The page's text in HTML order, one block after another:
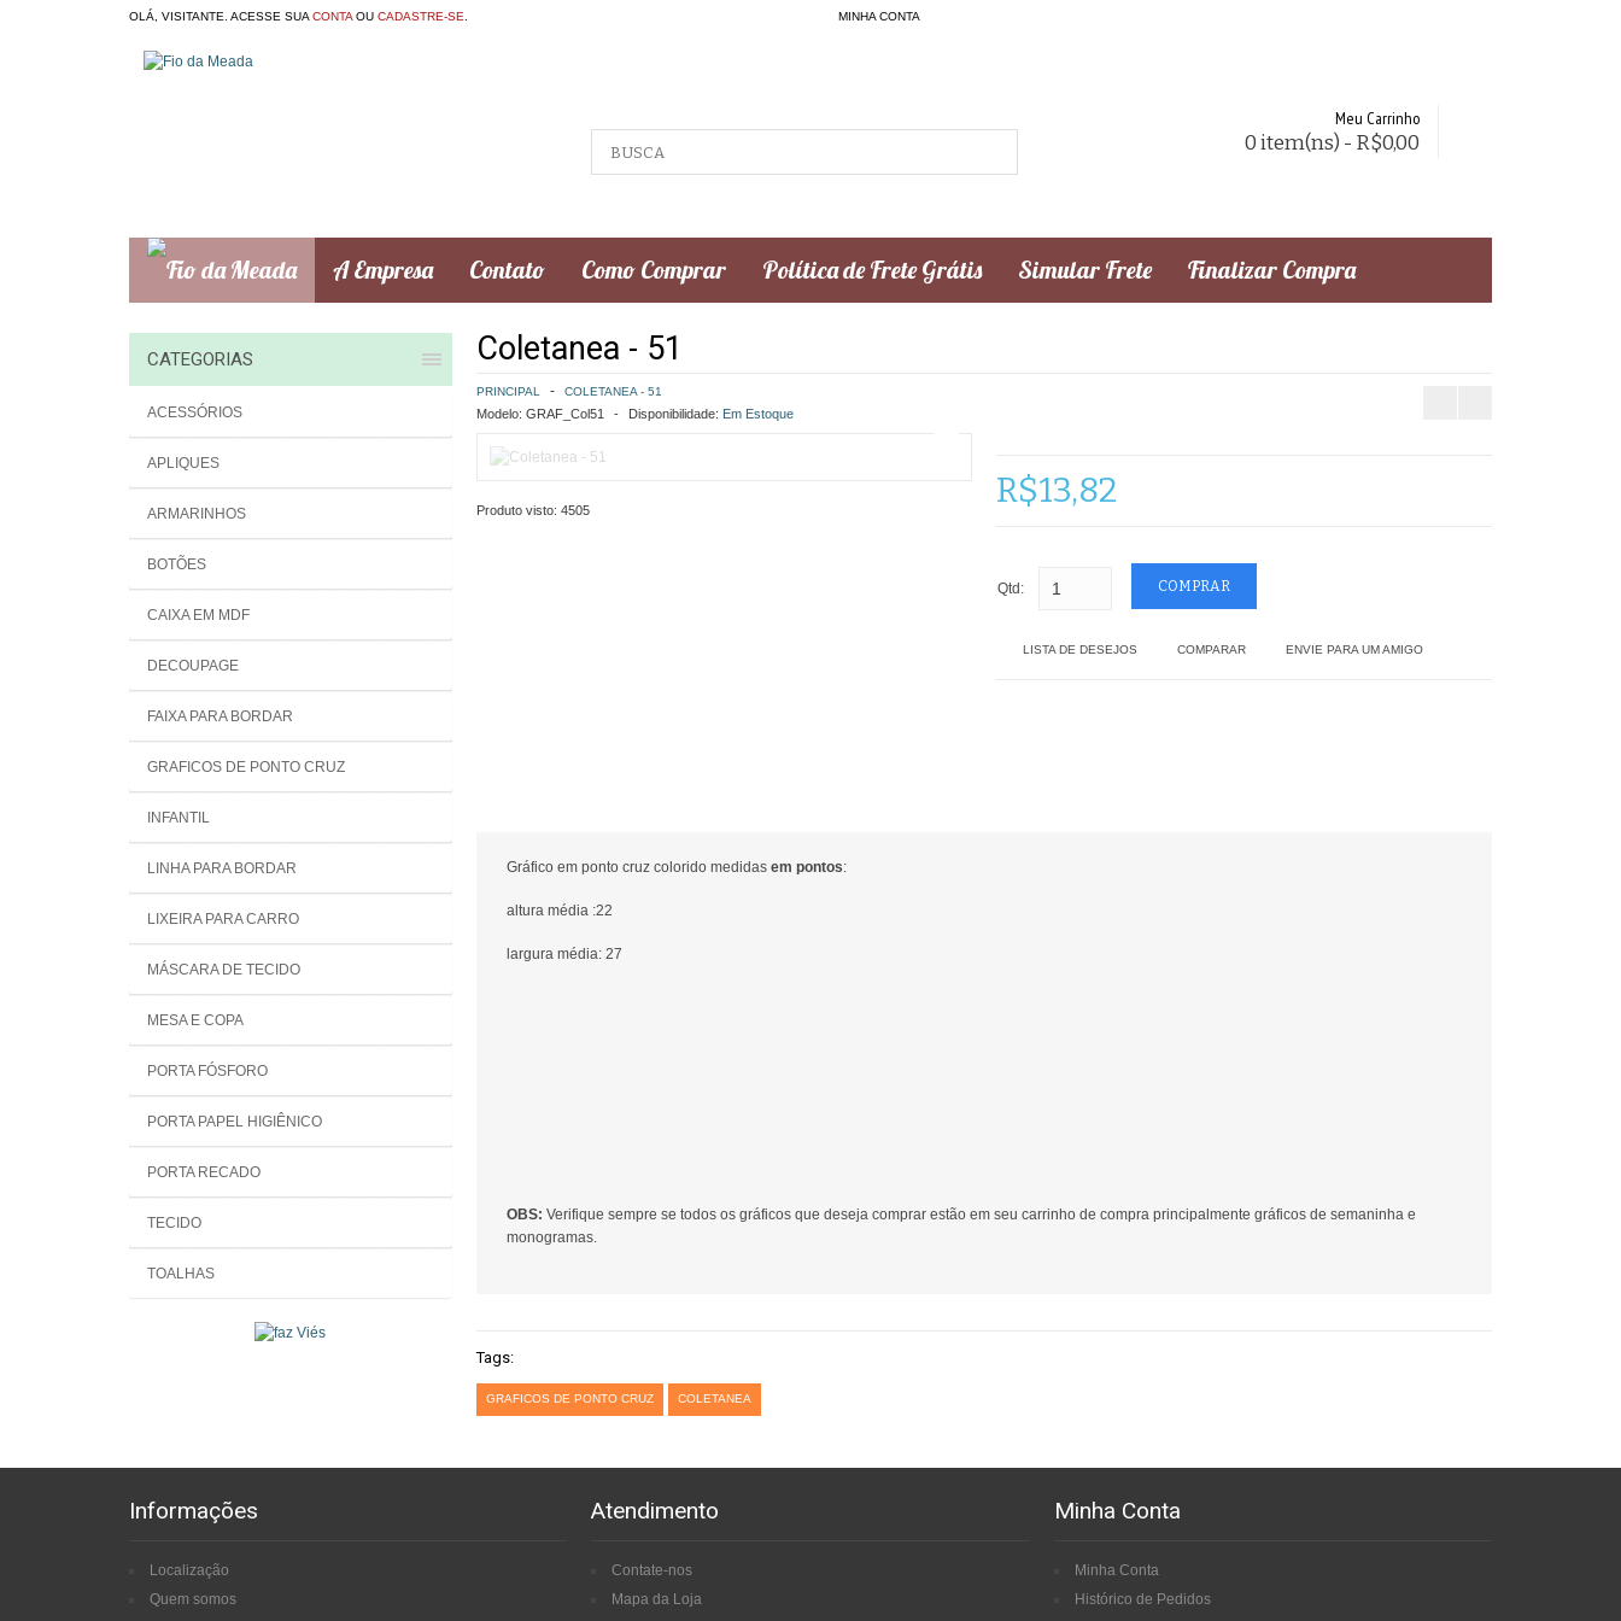
OLÁ, VISITANTE. ACESSE SUA CONTA OU CADASTRE-SE MINHA CONTA
Meu Carrinho
0 item(ns) - R$0,00
A Empresa Contato Como Comprar Política de Frete Grátis Simular Frete Finalizar Compra
CATEGORIAS
ACESSÓRIOS
APLIQUES
ARMARINHOS
BOTÕES
CAIXA EM MDF
DECOUPAGE
FAIXA PARA BORDAR
GRAFICOS DE PONTO CRUZ
INFANTIL
LINHA PARA BORDAR
LIXEIRA PARA CARRO
MÁSCARA DE TECIDO
MESA E COPA
PORTA FÓSFORO
PORTA PAPEL HIGIÊNICO
PORTA RECADO
TECIDO
TOALHAS
Coletanea - 51
PRINCIPAL COLETANEA - 51
Modelo: GRAF_Col51 Disponibilidade: Em Estoque
Produto visto: 4505 R$13,82
Qtd:
LISTA DE DESEJOS COMPARAR ENVIE PARA UM AMIGO
Gráfico em ponto cruz colorido medidas em pontos:
altura média :22
largura média: 27
OBS: Verifique sempre se todos os gráficos que deseja comprar estão em seu carrinho de compra principalmente gráficos de semaninha e
monogramas.
Tags:
GRAFICOS DE PONTO CRUZ COLETANEA
Informações
Localização
Quem somos
Atendimento
Contate-nos
Mapa da Loja
Minha Conta
Minha Conta
Histórico de Pedidos